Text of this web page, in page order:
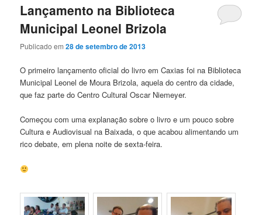
Lançamento na Biblioteca
Municipal Leonel Brizola
Publicado em28 de setembro de 2013
O primeiro lançamento oficial do livro em Caxias foi na Biblioteca
Municipal Leonel de Moura Brizola, aquela do centro da cidade,
que faz parte do Centro Cultural Oscar Niemeyer.
Começou com uma explanação sobre o livro e um pouco sobre
Cultura e Audiovisual na Baixada, o que acabou alimentando um
rico debate, em plena noite de sexta-feira.